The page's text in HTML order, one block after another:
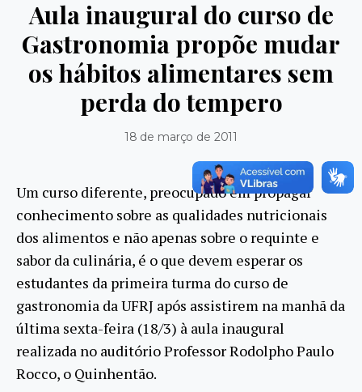
Aula inaugural do curso de
Gastronomia propõe mudar
os hábitos alimentares sem
perda do tempero
18 de março de 2011
Um curso diferente, preocupado em propagar
conhecimento sobre as qualidades nutricionais
dos alimentos e não apenas sobre o requinte e
sabor da culinária, é o que devem esperar os
estudantes da primeira turma do curso de
gastronomia da UFRJ após assistirem na manhã da
última sexta-feira (18/3) à aula inaugural
realizada no auditório Professor Rodolpho Paulo
Rocco, o Quinhentão.